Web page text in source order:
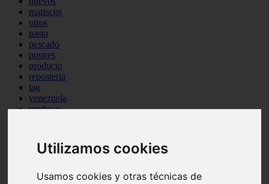
Utilizamos cookies
Usamos cookies y otras técnicas de
mariscos
otros
pasta
pescado
postres
producto
reposteria
tag
venezuela
verduras
Teruel - sarrión
Cádiz - algodonales
Madrid - madrid